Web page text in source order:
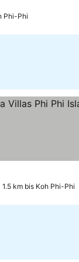
Phi-Phi
1.5 km bis Koh Phi-Phi